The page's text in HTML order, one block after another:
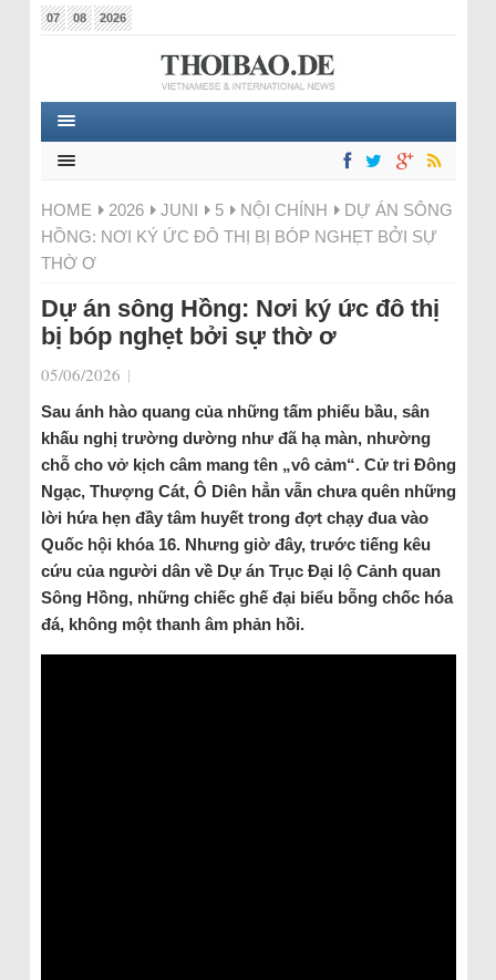
07 08 2026
HOME 2026 JUNI 5 NỘI CHÍNH
DỰ ÁN SÔNG
HỒNG: NƠI KÝ ỨC ĐÔ THỊ BỊ BÓP NGHẸT BỞI SỰ
THỜ Ơ
Dự án sông Hồng: Nơi ký ức đô thị
bị bóp nghẹt bởi sự thờ ơ
05/06/2026 |
Sau ánh hào quang của những tấm phiếu bầu, sân
khấu nghị trường dường như đã hạ màn, nhường
chỗ cho vở kịch câm mang tên „vô cảm“. Cử tri Đông
Ngạc, Thượng Cát, Ô Diên hẳn vẫn chưa quên những
lời hứa hẹn đầy tâm huyết trong đợt chạy đua vào
Quốc hội khóa 16. Nhưng giờ đây, trước tiếng kêu
cứu của người dân về Dự án Trục Đại lộ Cảnh quan
Sông Hồng, những chiếc ghế đại biểu bỗng chốc hóa
đá, không một thanh âm phản hồi.